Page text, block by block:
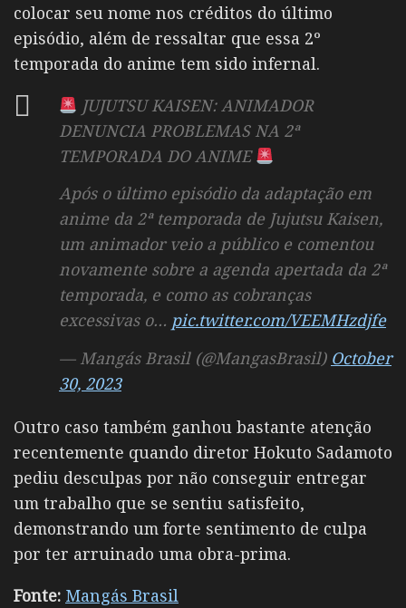
colocar seu nome nos créditos do último
episódio, além de ressaltar que essa 2º
temporada do anime tem sido infernal.
JUJUTSU KAISEN: ANIMADOR
DENUNCIA PROBLEMAS NA 2ª
TEMPORADA DO ANIME
Após o último episódio da adaptação em
anime da 2ª temporada de Jujutsu Kaisen,
um animador veio a público e comentou
novamente sobre a agenda apertada da 2ª
temporada, e como as cobranças
excessivas o… pic.twitter.com/VEEMHzdjfe
— Mangás Brasil (@MangasBrasil) October
30, 2023
Outro caso também ganhou bastante atenção
recentemente quando diretor Hokuto Sadamoto
pediu desculpas por não conseguir entregar
um trabalho que se sentiu satisfeito,
demonstrando um forte sentimento de culpa
por ter arruinado uma obra-prima.
Fonte: Mangás Brasil